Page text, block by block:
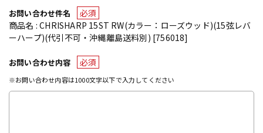
お問い合わせ件名
必須
商品名 : CHRISHARP 15ST RW(カラー：ローズウッド)(15弦レバ
ーハープ)(代引不可・沖縄離島送料別) [756018]
お問い合わせ内容 必須
※お問い合わせ内容は1000文字以下で入力してください